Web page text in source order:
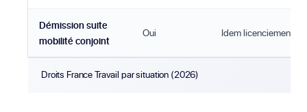
Droits France Travail par situation (2026)
Démission suite
mobilité conjoint
Oui Idem licenciement